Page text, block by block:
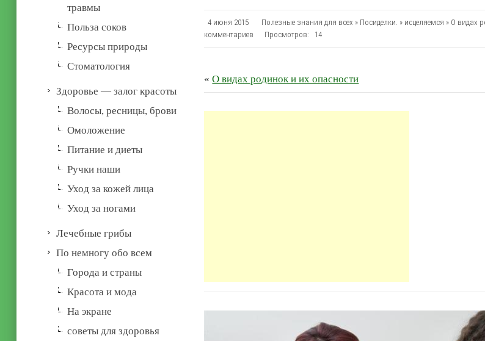
4 июня 2015 Полезные знания для всех » Посиделки. » иcцеляемся » О видах
комментариев
Просмотров: 14
«О видах родинок и их опасности
травмы
Польза соков
Ресурсы природы
Стоматология
Здоровье — залог красоты
Волосы, ресницы, брови
Омоложение
Питание и диеты
Ручки наши
Уход за кожей лица
Уход за ногами
Лечебные грибы
По немногу обо всем
Города и страны
Красота и мода
На экране
советы для здоровья